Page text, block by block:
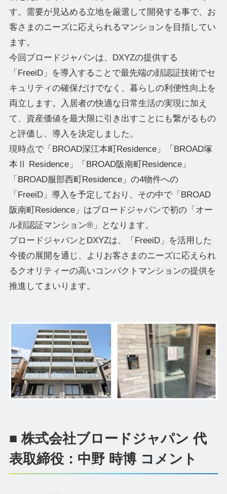
す。需要が見込める立地を厳選して開発する事で、お
客さまのニーズに応えられるマンションを目指してい
ます。
今回ブロードジャパンは、DXYZの提供する
「FreeiD」を導入することで最先端の顔認証技術でセ
キュリティの確保だけでなく、暮らしの利便性向上を
両立します。入居者の快適な日常生活の実現に加え
て、資産価値を最大限に引き出すことにも繋がるもの
と評価し、導入を決定しました。
現時点で「BROAD深江本町Residence」「BROAD塚
本Ⅱ Residence」「BROAD阪南町Residence」
「BROAD服部⻄町Residence」の4物件への
「FreeiD」導入を予定しており、その中で「BROAD
阪南町Residence」はブロードジャパンで初の「オー
ル顔認証マンション®」となります。
ブロードジャパンとDXYZは、「FreeiD」を活用した
今後の展開を通じ、よりお客さまのニーズに応えられ
るクオリティーの高いコンパクトマンションの提供を
推進してまいります。
■ 株式会社ブロードジャパン 代
表取締役：中野 時博 コメント